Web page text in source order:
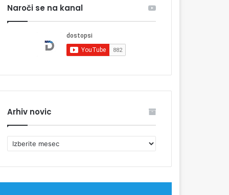
Naroči se na kanal
Arhiv novic
r
v